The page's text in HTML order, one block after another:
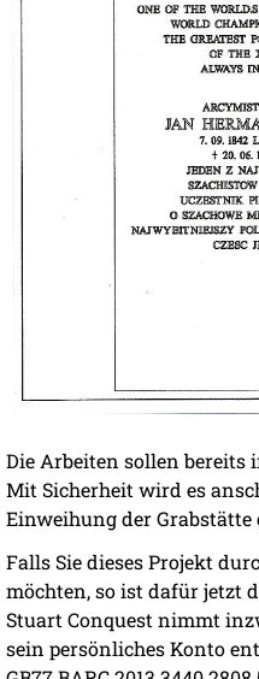
Die Arbeiten sollen bereits
Mit Sicherheit wird es
Einweihung der Grabstätte
Falls Sie dieses Projekt
möchten, so ist dafür jetzt
Stuart Conquest nimmt
sein persönliches Konto